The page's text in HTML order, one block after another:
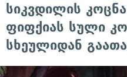
სიკვდილის
ფიფქიას სული
სხეულიდან